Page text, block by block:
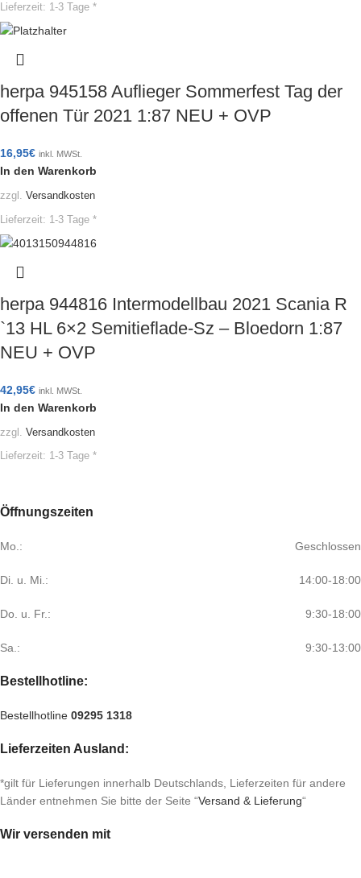
Lieferzeit: 1-3 Tage *
herpa 945158 Auflieger Sommerfest Tag der
offenen Tür 2021 1:87 NEU + OVP
16,95€ inkl. MWSt.
In den Warenkorb
zzgl. Versandkosten
Lieferzeit: 1-3 Tage *
herpa 944816 Intermodellbau 2021 Scania R
`13 HL 6×2 Semitieflade-Sz – Bloedorn 1:87
NEU + OVP
42,95€ inkl. MWSt.
In den Warenkorb
zzgl. Versandkosten
Lieferzeit: 1-3 Tage *
Öffnungszeiten
Mo.: Geschlossen
Di. u. Mi.: 14:00-18:00
Do. u. Fr.: 9:30-18:00
Sa.: 9:30-13:00
Bestellhotline:
Bestellhotline 09295 1318
Lieferzeiten Ausland:
*gilt für Lieferungen innerhalb Deutschlands, Lieferzeiten für andere
Länder entnehmen Sie bitte der Seite “Versand & Lieferung“
Wir versenden mit